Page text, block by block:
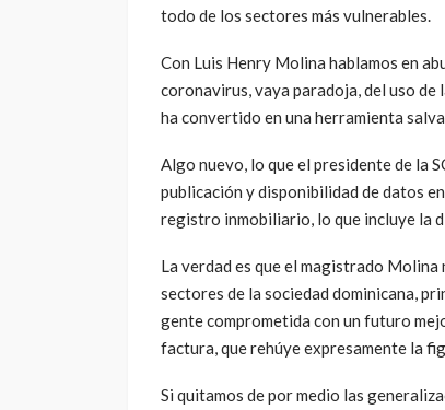
todo de los sectores más vulnerables.
Con Luis Henry Molina hablamos en
coronavirus, vaya paradoja, del uso
ha convertido en una herramienta
Algo nuevo, lo que el presidente de la
publicación y disponibilidad de datos
registro inmobiliario, lo que incluye la
La verdad es que el magistrado
sectores de la sociedad dominicana,
gente comprometida con un futuro
factura, que rehúye expresamente la
Si quitamos de por medio las